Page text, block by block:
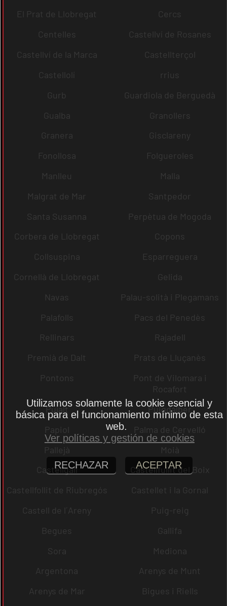
El Prat de Llobregat
Cercs
Centelles
Castellví de Rosanes
Castellví de la Marca
Castellterçol
Castellolí
rrius
Gurb
Guardiola de Berguedà
Gualba
Granollers
Granera
Gisclareny
Fonollosa
Folgueroles
Manlleu
Malla
Malgrat de Mar
Santpedor
Santa Susanna
Perpètua de Mogoda
Corbera de Llobregat
Copons
Collsuspina
Esparreguera
Cornellà de Llobregat
Gelida
Navas
Palau-solità i Plegamans
Palafolls
Pacs del Penedès
Rellinars
Rajadell
Premià de Dalt
Prats de Lluçanès
Pontons
Pont de Vilomara i
Rocafort
Pujalt
Puigdàlber
Papiol
Palma de Cervelló
Pallejà
Moià
Castellgalí
Castellfullit del Boix
Castellfollit de Riubregós
Castellet i la Gornal
Castell de l´Areny
Puig-reig
Begues
Gallifa
Sora
Mediona
Argentona
Arenys de Munt
Arenys de Mar
Bigues i Riells
Utilizamos solamente la cookie esencial y
básica para el funcionamiento mínimo de esta
web.
Ver políticas y gestión de cookies
RECHAZAR ACEPTAR